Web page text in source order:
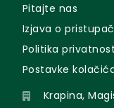
Pitajte nas
Izjava o
Politika
Postavke
Krapina,